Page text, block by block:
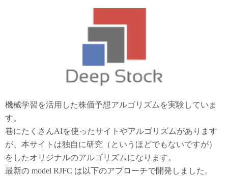
機械学習を活用した株価予想アルゴリズムを実験していま
す。
巷にたくさんAIを使ったサイトやアルゴリズムがあります
が、本サイトは独自に研究（というほどでもないですが）
をしたオリジナルのアルゴリズムになります。
最新の model RJFC は以下のアプローチで開発しました。